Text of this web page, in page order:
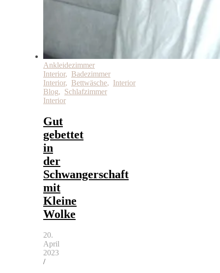
Ankleidezimmer
Interior, Badezimmer
Interior, Bettwäsche, Interior
Blog, Schlafzimmer
Interior
Gut
gebettet
in
der
Schwangerschaft
mit
Kleine
Wolke
20.
April
2023
/